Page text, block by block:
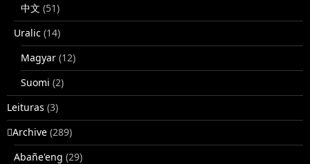
中文 (51)
Uralic (14)
Magyar (12)
Suomi (2)
Leituras (3)
􏿽Archive (289)
Abañe'eng (29)